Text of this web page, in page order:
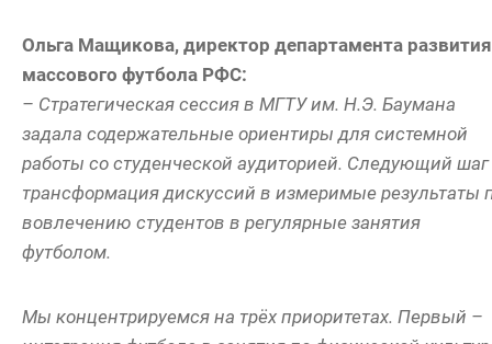
Ольга Мащикова, директор департамента развития
массового футбола РФС:
– Стратегическая сессия в МГТУ им. Н.Э. Баумана
задала содержательные ориентиры для системной
работы со студенческой аудиторией. Следующий
трансформация дискуссий в измеримые результаты
вовлечению студентов в регулярные занятия
футболом.
Мы концентрируемся на трёх приоритетах. Первый –